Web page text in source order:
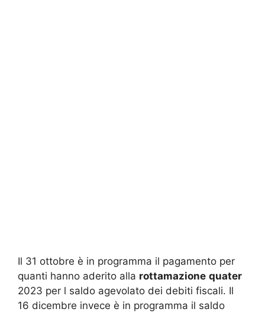
Il 31 ottobre è in programma il pagamento per
quanti hanno aderito alla rottamazione quater
2023 per l saldo agevolato dei debiti fiscali. Il
16 dicembre invece è in programma il saldo